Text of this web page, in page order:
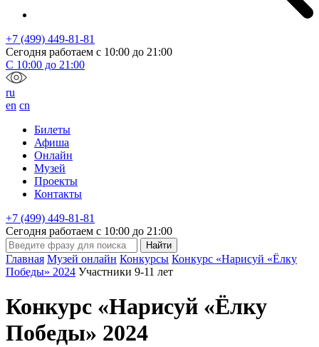
+7 (499) 449-81-81
Сегодня работаем с 10:00 до 21:00
С 10:00 до 21:00
ru
en cn
Билеты
Афиша
Онлайн
Музей
Проекты
Контакты
+7 (499) 449-81-81
Сегодня работаем с 10:00 до 21:00
Главная Музей онлайн Конкурсы Конкурс «Нарисуй «Ёлку
Победы» 2024 Участники 9-11 лет
Конкурс «Нарисуй «Ёлку
Победы» 2024